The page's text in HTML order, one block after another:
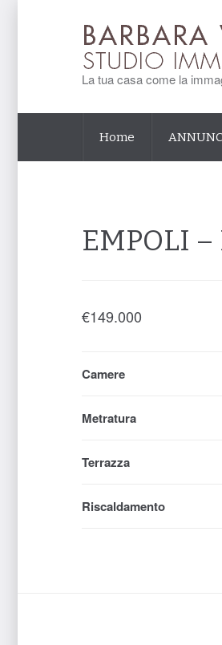
La tua casa come la
Home
EMPOLI –
€149.000
Camere
Metratura
Terrazza
Riscaldamento